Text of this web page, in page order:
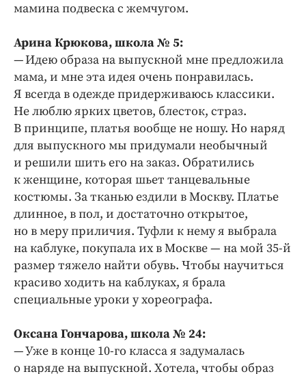
Бренд года
мамина подвеска с жемчугом.
Арина Крюкова, школа № 5:
— Идею образа на выпускной мне предложила
мама, и мне эта идея очень понравилась.
Я всегда в одежде придерживаюсь классики.
Не люблю ярких цветов, блесток, страз.
В принципе, платья вообще не ношу. Но наряд
для выпускного мы придумали необычный
и решили шить его на заказ. Обратились
к женщине, которая шьет танцевальные
костюмы. За тканью ездили в Москву. Платье
длинное, в пол, и достаточно открытое,
но в меру приличия. Туфли к нему я выбрала
на каблуке, покупала их в Москве — на мой 35‑й
размер тяжело найти обувь. Чтобы научиться
красиво ходить на каблуках, я брала
специальные уроки у хореографа.
Оксана Гончарова, школа № 24:
— Уже в конце 10-го класса я задумалась
о наряде на выпускной. Хотела, чтобы образ